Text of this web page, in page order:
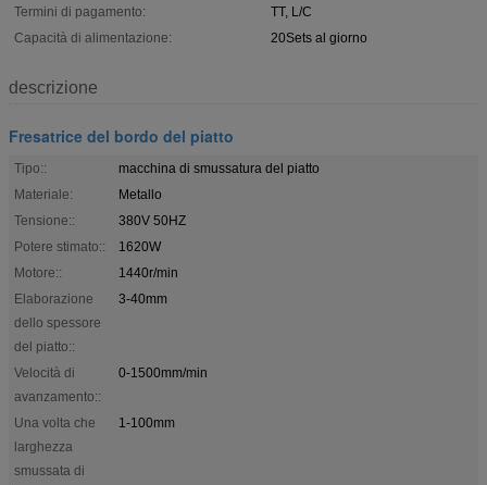
Termini di pagamento:
TT, L/C
Capacità di alimentazione:
20Sets al giorno
descrizione
Fresatrice del bordo del piatto
Tipo::
macchina di smussatura del piatto
Materiale:
Metallo
Tensione::
380V 50HZ
Potere stimato::
1620W
Motore::
1440r/min
Elaborazione
dello spessore
del piatto::
3-40mm
Velocità di
avanzamento::
0-1500mm/min
Una volta che
larghezza
smussata di
1-100mm